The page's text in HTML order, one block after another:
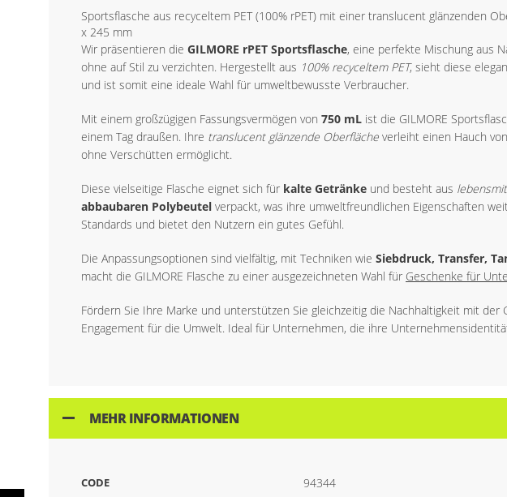
Sportsflasche aus recyceltem PET (100% rPET) mit einer translucent glänzenden
x 245 mm
Wir präsentieren die GILMORE rPET Sportsflasche, eine perfekte Mischung aus
ohne auf Stil zu verzichten. Hergestellt aus 100% recyceltem PET, sieht diese
und ist somit eine ideale Wahl für umweltbewusste Verbraucher.
Mit einem großzügigen Fassungsvermögen von 750 mL ist die GILMORE
einem Tag draußen. Ihre translucent glänzende Oberfläche verleiht einen Hauch
ohne Verschütten ermöglicht.
Diese vielseitige Flasche eignet sich für kalte Getränke und besteht aus
abbaubaren Polybeutel verpackt, was ihre umweltfreundlichen Eigenschaften
Standards und bietet den Nutzern ein gutes Gefühl.
Die Anpassungsoptionen sind vielfältig, mit Techniken wie Siebdruck, Transfer,
macht die GILMORE Flasche zu einer ausgezeichneten Wahl für Geschenke für
Fördern Sie Ihre Marke und unterstützen Sie gleichzeitig die Nachhaltigkeit mit
Engagement für die Umwelt. Ideal für Unternehmen, die ihre
MEHR INFORMATIONEN
CODE 94344